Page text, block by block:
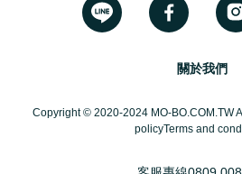
關於我們
Copyright © 2020-2024 MO-BO.COM.TW
policyTerms and